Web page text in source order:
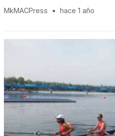
MkMACPress • hace 1 año